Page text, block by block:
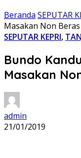
Beranda SEPUTAR
Masakan Non Beras
SEPUTAR KEPRI,
Bundo
Masakan
admin
21/01/2019